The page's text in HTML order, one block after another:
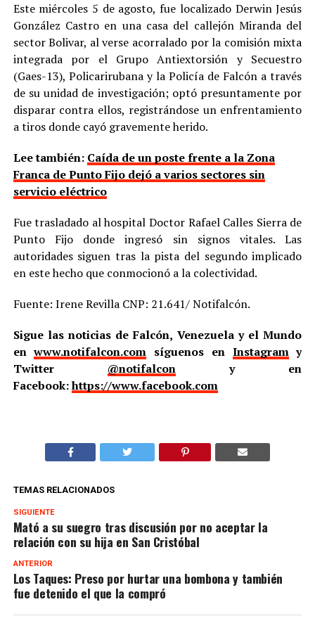
Este miércoles 5 de agosto, fue localizado Derwin Jesús
González Castro en una casa del callejón Miranda del
sector Bolivar, al verse acorralado por la comisión mixta
integrada por el Grupo Antiextorsión y Secuestro
(Gaes-13), Policarirubana y la Policía de Falcón a través
de su unidad de investigación; optó presuntamente por
disparar contra ellos, registrándose un enfrentamiento
a tiros donde cayó gravemente herido.
Lee también: Caída de un poste frente a la Zona
Franca de Punto Fijo dejó a varios sectores sin
servicio eléctrico
Fue trasladado al hospital Doctor Rafael Calles Sierra de
Punto Fijo donde ingresó sin signos vitales. Las
autoridades siguen tras la pista del segundo implicado
en este hecho que conmocionó a la colectividad.
Fuente: Irene Revilla CNP: 21.641/ Notifalcón.
Sigue las noticias de Falcón, Venezuela y el Mundo
enwww.notifalcon.com síguenos en Instagramy
Twitter @notifalcony en
Facebook:https://www.facebook.com
TEMAS RELACIONADOS
SIGUIENTE
Mató a su suegro tras discusión por no aceptar la
relación con su hija en San Cristóbal
ANTERIOR
Los Taques: Preso por hurtar una bombona y también
fue detenido el que la compró